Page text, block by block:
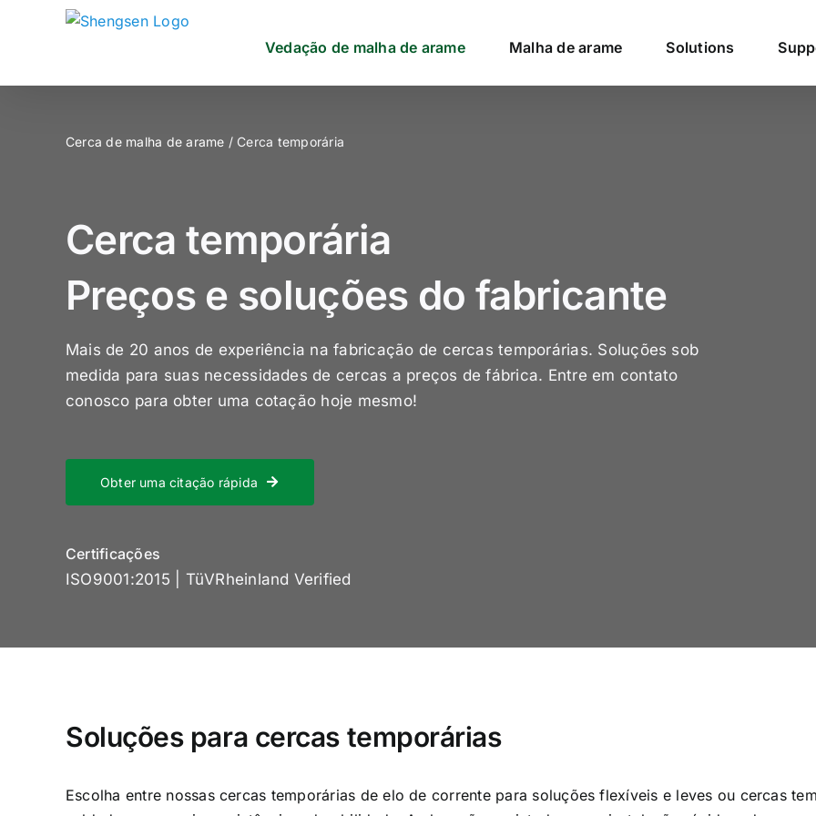
Vedação de malha de arame Malha de arame Solutions
Cerca de malha de arame / Cerca temporária
Cerca temporária
Preços e soluções do fabricante
Mais de 20 anos de experiência na fabricação de cercas temporárias. Soluções sob
medida para suas necessidades de cercas a preços de fábrica. Entre em contato
conosco para obter uma cotação hoje mesmo!
Obter uma citação rápida
Certificações
ISO9001:2015 | TüVRheinland Verified
Soluções para cercas temporárias
Escolha entre nossas cercas temporárias de elo de corrente para soluções flexíveis e leves ou cercas